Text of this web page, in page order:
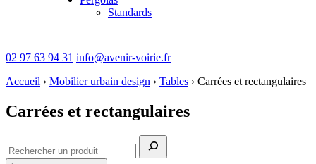
Standards
02 97 63 94 31 info@avenir-voirie.fr
Accueil › Mobilier urbain design › Tables › Carrées et rectangulaires
Carrées et rectangulaires